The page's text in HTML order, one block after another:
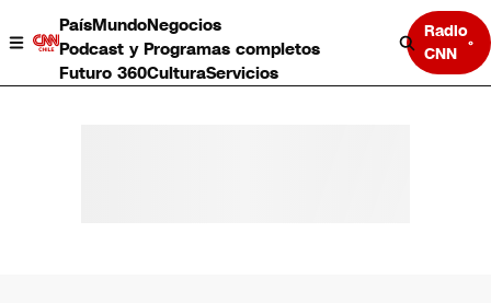
PaísMundoNegocios
Podcast y Programas completos
Futuro 360CulturaServicios
Radio
CNN